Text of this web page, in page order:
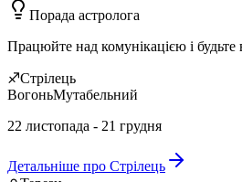
Порада астролога
Працюйте над комунікацією і будьте
♐Стрілець
ВогоньМутабельний
22 листопада - 21 грудня
Детальніше про Стрілець